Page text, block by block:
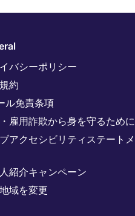
バシーポリシー
約
ル免責条項
雇用詐欺から身を守るために
アクセシビリティステートメ
紹介キャンペーン
域を変更